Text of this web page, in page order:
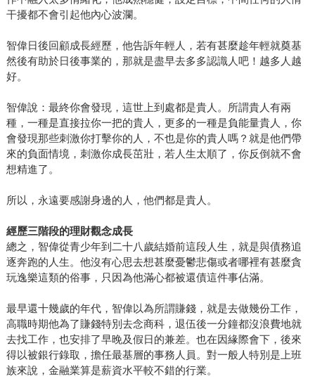
干擾都不會引起他內心波瀾。
智偉日後回顧成長經歷，他告訴年輕人，若有甚麼趁年輕就奠基
然後有助於日後事業的，那就是盡早去多多認識人吧！越多人越
好。
智偉說：最終你會發現，這世上到處都是貴人。所謂貴人有兩
種，一種是直接拉你一把的貴人，更多的一種是負能量貴人，你
會發現那些刺激你打擊你的人，不也是你的貴人嗎？就是他們帶
來的負面情境，刺激你成長茁壯，若人生太順了，你反倒就不會
想精進了。
所以，永遠要感謝身邊的人，他們都是貴人。
經歷三階段的理財觀念成長
總之，智偉從青少年到二十八歲結婚前這段人生，就是與債務追
逐奔跑的人生。他沒有心思去想甚麼憂鬱悲傷或者哪裡有甚麼貪
玩逸樂這類的俗事，只因為他滿心都被還債這件事佔滿。
最早還十幾歲的年代，智偉以為所謂賺錢，就是去做幾份工作，
高職時期他為了賺錢特別去念商科，退伍後一分鐘都沒浪費地就
去找工作，也安排了早晚及假日的兼差。也在因緣際會下，後來
得以被銀行錄取，擔任最基層的事務人員。對一般人特別是上班
族來說，金融業算是薪資水平較不錯的行業。